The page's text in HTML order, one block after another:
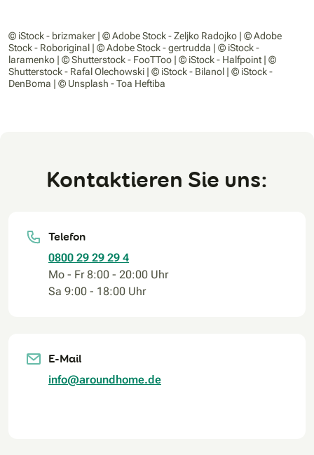
© iStock - brizmaker | © Adobe Stock - Zeljko Radojko | © Adobe
Stock - Roboriginal | © Adobe Stock - gertrudda | © iStock -
laramenko | © Shutterstock - FooTToo | © iStock - Halfpoint | ©
Shutterstock - Rafal Olechowski | © iStock - Bilanol | © iStock -
DenBoma | © Unsplash - Toa Heftiba
Kontaktieren Sie uns:
Telefon
0800 29 29 29 4
Mo - Fr 8:00 - 20:00 Uhr
Sa 9:00 - 18:00 Uhr
E-Mail
info@aroundhome.de